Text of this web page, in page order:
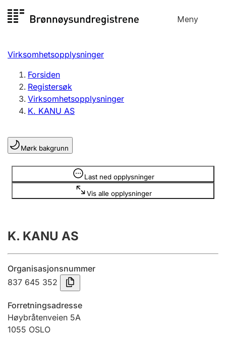
til
Meny
Registersøk
Aksjeselskap
Enkeltpersonforetak
Registrere, endre, slette
Lag og forening
Registrere, endre, slette
Årsregnskap
Innsending og forsinkelsesgebyr
Jeger
Virksomhetsopplysninger
Forsiden
Registersøk
Virksomhetsopplysninger
K. KANU AS
Mørk bakgrunn
Last ned opplysninger
Vis alle opplysninger
Opplysninger er skjult
K. KANU AS
Organisasjonsnummer
837 645 352
Forretningsadresse
Høybråtenveien 5A
1055 OSLO